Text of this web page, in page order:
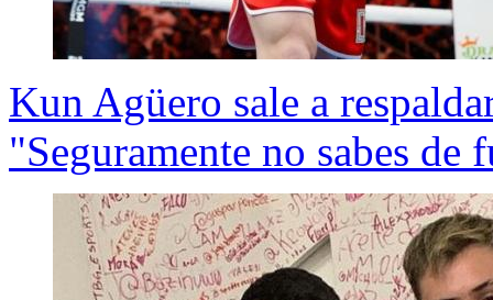
Kun Agüero sale a
"Seguramente no sabes de